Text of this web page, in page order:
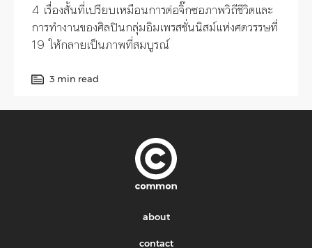
4 เรื่องสั้นที่เปรียบเหมือนการต่อจิ๊กซอภาพวิถีชีวิตและ
การทำงานของศิลปินกลุ่มอิมเพรสชั่นนิสม์แห่งศตวรรษที่
19 ให้กลายเป็นภาพที่สมบูรณ์
3 min read
about
contact